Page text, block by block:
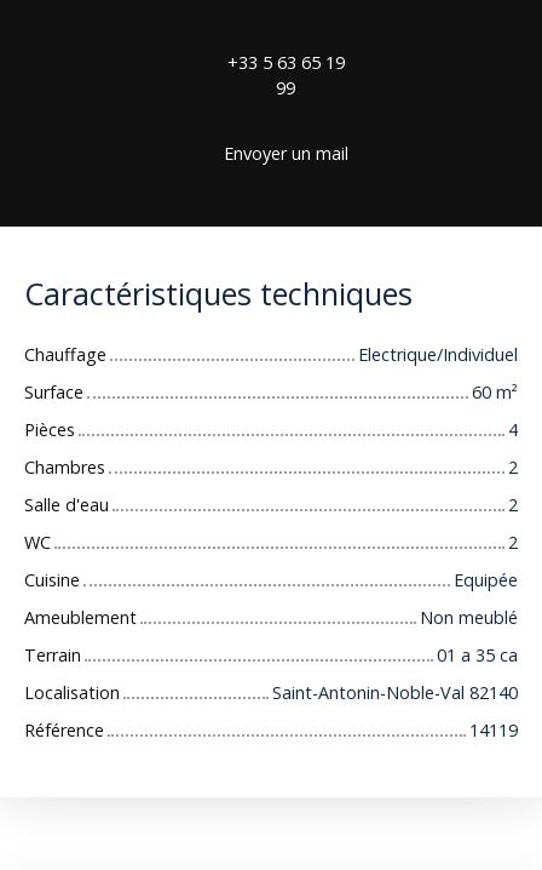
+33 5 63 65 19
99
Envoyer un mail
Caractéristiques techniques
Chauffage
Electrique/Individuel
Surface
60 m²
Pièces
4
Chambres
2
Salle d'eau
2
WC
2
Cuisine
Equipée
Ameublement
Non meublé
Terrain
01 a 35 ca
Localisation
Saint-Antonin-Noble-Val 82140
Référence
14119